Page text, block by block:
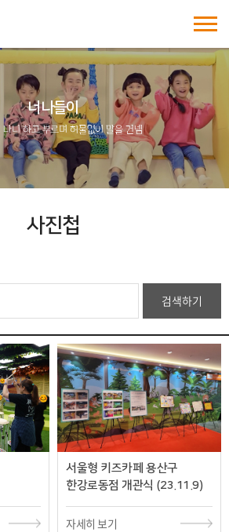
너나들이
나니 하고 부르며 허물없이 말을 건넴
사진첩
검색하기
서울형 키즈카페 용산구
한강로동점 개관식 (23.11.9)
자세히 보기